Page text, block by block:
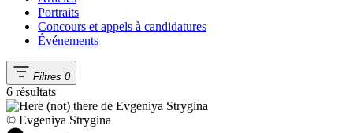
Portraits
Concours et appels à candidatures
Événements
Filtres 0
6 résultats
© Evgeniya Strygina